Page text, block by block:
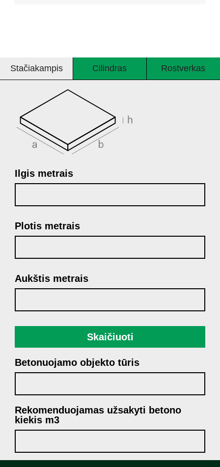
Stačiakampis Cilindras Rostverkas
Ilgis metrais
Plotis metrais
Aukštis metrais
Skaičiuoti
Betonuojamo objekto tūris
Rekomenduojamas užsakyti betono
kiekis m3